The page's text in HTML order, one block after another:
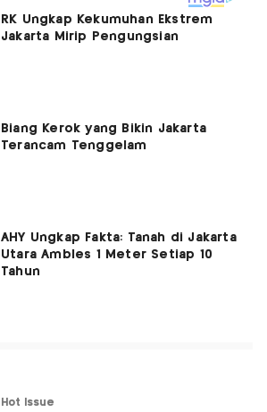
RK Ungkap Kekumuhan Ekstrem
Jakarta Mirip Pengungsian
Biang Kerok yang Bikin Jakarta
Terancam Tenggelam
AHY Ungkap Fakta: Tanah di Jakarta
Utara Ambles 1 Meter Setiap 10
Tahun
Hot Issue